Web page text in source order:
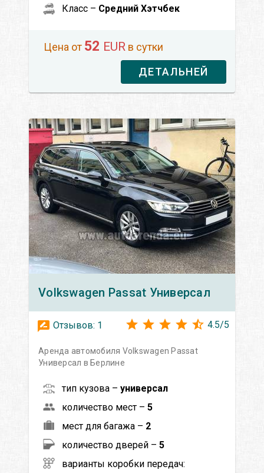
Класс – Средний Хэтчбек
Цена от 52 EUR в сутки
ДЕТАЛЬНЕЙ
Volkswagen Passat Универсал
Отзывов: 1 4.5/5
Аренда автомобиля Volkswagen Passat
Универсал в Берлине
тип кузова – универсал
количество мест – 5
мест для багажа – 2
количество дверей – 5
варианты коробки передач: